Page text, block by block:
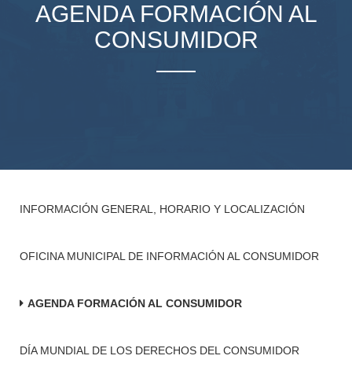
AGENDA FORMACIÓN AL
CONSUMIDOR
INFORMACIÓN GENERAL, HORARIO Y LOCALIZACIÓN
OFICINA MUNICIPAL DE INFORMACIÓN AL CONSUMIDOR
AGENDA FORMACIÓN AL CONSUMIDOR
DÍA MUNDIAL DE LOS DERECHOS DEL CONSUMIDOR